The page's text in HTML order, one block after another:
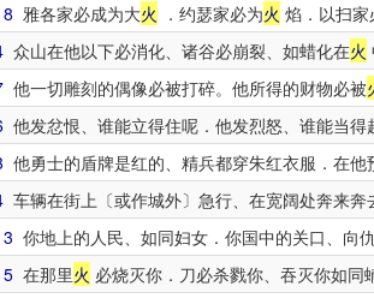
雅各家必成为大火 ．约瑟家必为火 焰．以扫家
众山在他以下必消化、诸谷必崩裂、如蜡化在火
他一切雕刻的偶像必被打碎。他所得的财物必被
他发忿恨、谁能立得住呢．他发烈怒、谁能当得
他勇士的盾牌是红的、精兵都穿朱红衣服．在
车辆在街上〔或作城外〕急行、在宽阔处奔来奔
你地上的人民、如同妇女．你国中的关口、向
在那里火 必烧灭你．刀必杀戮你、吞灭你如同